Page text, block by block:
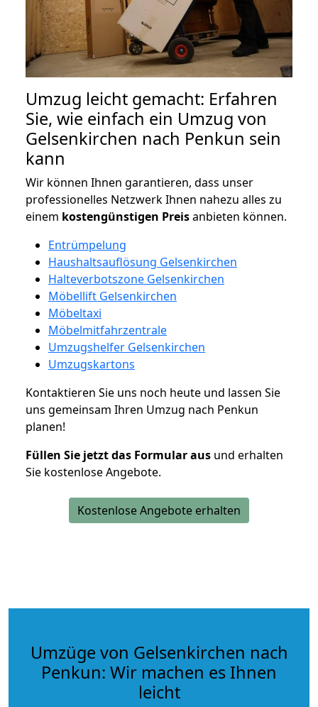
Umzug leicht gemacht: Erfahren
Sie, wie einfach ein Umzug von
Gelsenkirchen nach Penkun sein
kann
Wir können Ihnen garantieren, dass unser
professionelles Netzwerk Ihnen nahezu alles zu
einem kostengünstigen Preisanbieten können.
Entrümpelung
Haushaltsauflösung Gelsenkirchen
Halteverbotszone Gelsenkirchen
Möbellift Gelsenkirchen
Möbeltaxi
Möbelmitfahrzentrale
Umzugshelfer Gelsenkirchen
Umzugskartons
Kontaktieren Sie uns noch heute und lassen Sie
uns gemeinsam Ihren Umzug nach Penkun
planen!
Füllen Sie jetzt das Formular aus und erhalten
Sie kostenlose Angebote.
Kostenlose Angebote erhalten
Umzüge von Gelsenkirchen nach
Penkun: Wir machen es Ihnen
leicht